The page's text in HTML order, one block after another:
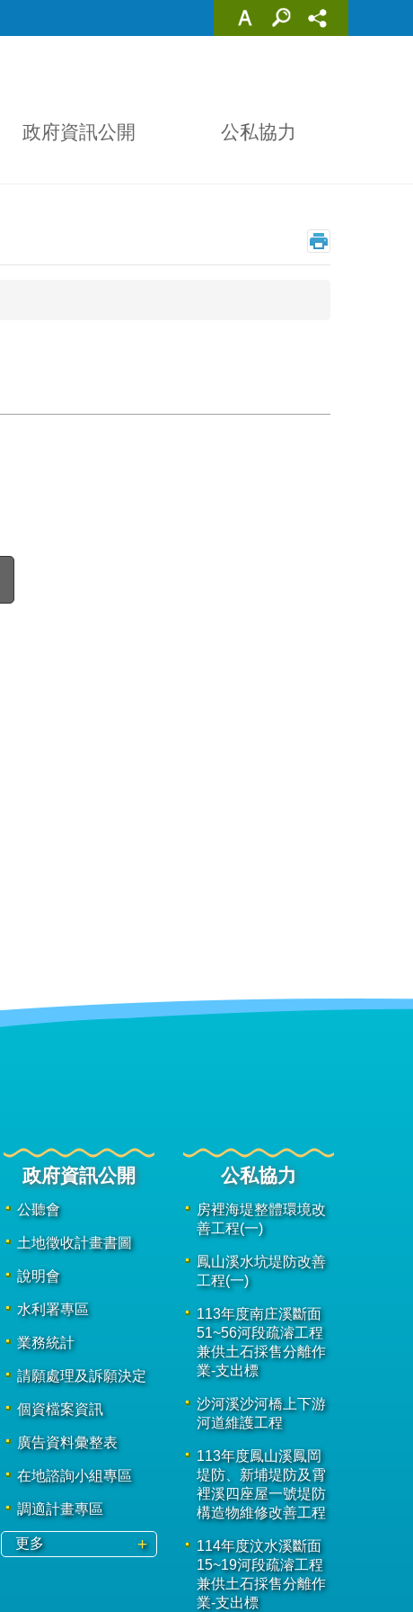
政府資訊公開
公私協力
政府資訊公開
公聽會
土地徵收計畫書圖
說明會
水利署專區
業務統計
請願處理及訴願決定
個資檔案資訊
廣告資料彙整表
在地諮詢小組專區
調適計畫專區
更多
公私協力
房裡海堤整體環境改
善工程(一)
鳳山溪水坑堤防改善
工程(一)
113年度南庄溪斷面
51~56河段疏濬工程
兼供土石採售分離作
業-支出標
沙河溪沙河橋上下游
河道維護工程
113年度鳳山溪鳳岡
堤防、新埔堤防及霄
裡溪四座屋一號堤防
構造物維修改善工程
114年度汶水溪斷面
15~19河段疏濬工程
兼供土石採售分離作
業-支出標